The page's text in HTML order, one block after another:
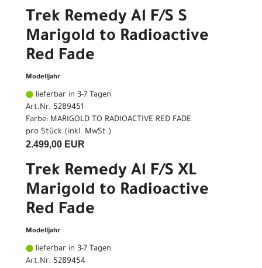
Trek Remedy Al F/S S
Marigold to Radioactive
Red Fade
Modelljahr
lieferbar in 3-7 Tagen
Art.Nr. 5289451
Farbe: MARIGOLD TO RADIOACTIVE RED FADE
pro Stück (inkl. MwSt.)
2.499,00 EUR
Trek Remedy Al F/S XL
Marigold to Radioactive
Red Fade
Modelljahr
lieferbar in 3-7 Tagen
Art.Nr. 5289454